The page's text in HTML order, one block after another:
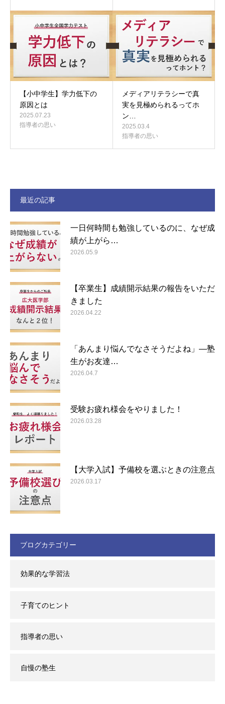
【小中学生】学力低下の
原因とは
2025.07.23
指導者の思い
メディアリテラシーで真
実を見極められるってホ
ン…
2025.03.4
指導者の思い
最近の記事
一日何時間も勉強しているのに、なぜ成
績が上がら…
2026.05.9
【卒業生】成績開示結果の報告をいただ
きました
2026.04.22
「あんまり悩んでなさそうだよね」―塾
生がお友達…
2026.04.7
受験お疲れ様会をやりました！
2026.03.28
【大学入試】予備校を選ぶときの注意点
2026.03.17
ブログカテゴリー
効果的な学習法
子育てのヒント
指導者の思い
自慢の塾生